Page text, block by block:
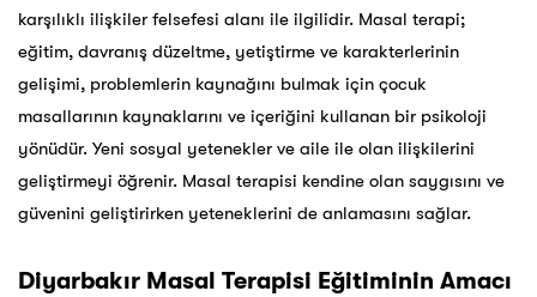
karşılıklı ilişkiler felsefesi alanı ile ilgilidir. Masal terapi;
eğitim, davranış düzeltme, yetiştirme ve karakterlerinin
gelişimi, problemlerin kaynağını bulmak için çocuk
masallarının kaynaklarını ve içeriğini kullanan bir psikoloji
yönüdür. Yeni sosyal yetenekler ve aile ile olan ilişkilerini
geliştirmeyi öğrenir. Masal terapisi kendine olan saygısını ve
güvenini geliştirirken yeteneklerini de anlamasını sağlar.
Diyarbakır Masal Terapisi Eğitiminin Amacı